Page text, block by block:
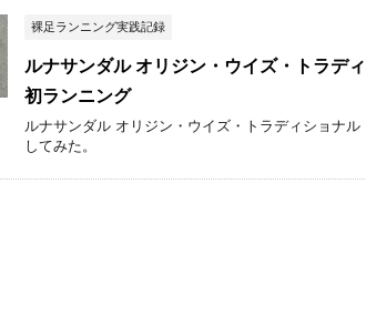
裸足ランニング実践記録
ルナサンダル オリジン・ウイズ・トラデ
初ランニング
ルナサンダル オリジン・ウイズ・トラディショナ
してみた。